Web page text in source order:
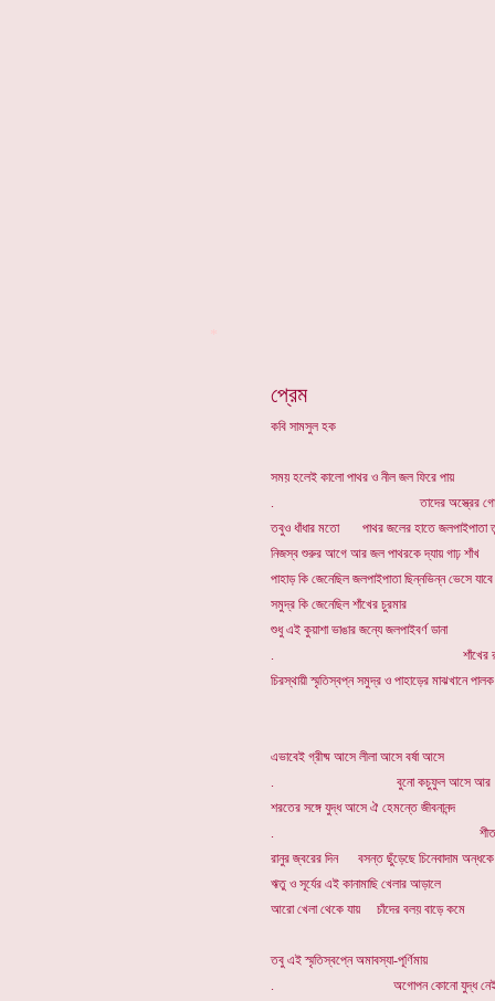
প্রেম
কবি সামসুল হক
সময় হলেই কালো পাথর ও নীল জল ফিরে পায়
. তাদের অস্ত্রের
তবুও ধাঁধার মতো পাথর জলের হাতে জলপাইপাতা
নিজস্ব শুরুর আগে আর জল পাথরকে দ্যায় গাঢ় শাঁখ
পাহাড় কি জেনেছিল জলপাইপাতা ছিন্নভিন্ন ভেসে যাবে
সমুদ্র কি জেনেছিল শাঁখের চুরমার
শুধু এই কুয়াশা ভাঙার জন্যে জলপাইবর্ণ ডানা
. শাঁখের রঙের বুক
চিরস্থায়ী স্মৃতিস্বপ্ন সমুদ্র ও পাহাড়ের মাঝখানে
এভাবেই গ্রীষ্ম আসে লীলা আসে বর্ষা আসে
. বুনো কচুফুল আসে আর
শরতের সঙ্গে যুদ্ধ আসে ঐ হেমন্তে জীবনানন্দ
. শীত
রানুর জ্বরের দিন বসন্ত ছুঁড়েছে চিনেবাদাম অন্ধকে
ঋতু ও সূর্যের এই কানামাছি খেলার আড়ালে
আরো খেলা থেকে যায় চাঁদের বলয় বাড়ে কমে
তবু এই স্মৃতিস্বপ্নে অমাবস্যা-পূর্ণিমায়
. অগোপন কোনো যুদ্ধ